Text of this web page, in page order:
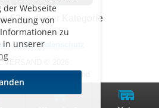
Webseite
von
zu
in unserer
52in dieser Kategorie
-AGB-Datenschutz
VERSAND © 2026
inkl. MwSt. zzgl. Versand
Website